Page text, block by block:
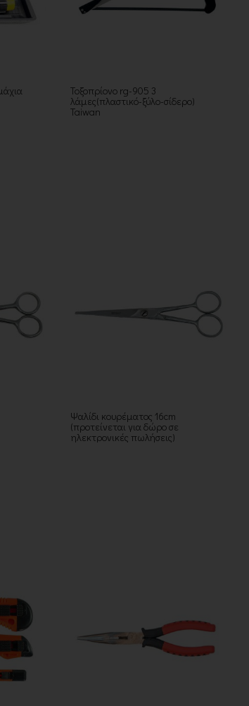
Τοξοπρίονο rg-905 3
λάμες(πλαστικό-ξύλο-σίδερο)
Taiwan
Ψαλίδι κουρέματος 16cm
(προτείνεται για δώρο σε
ηλεκτρονικές πωλήσεις)